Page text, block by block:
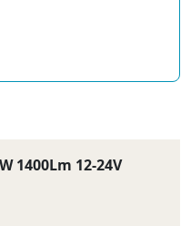
1400Lm 12-24V